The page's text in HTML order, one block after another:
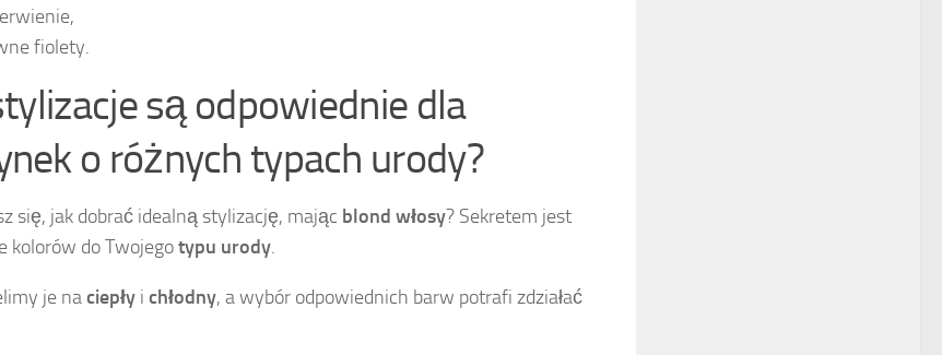
fiolety.
są odpowiednie dla
o różnych typach urody?
się, jak dobrać idealną stylizację, mając blond włosy? Sekretem jest
kolorów do Twojegotypu urody.
je naciepły i chłodny, a wybór odpowiednich barw potrafi zdziałać